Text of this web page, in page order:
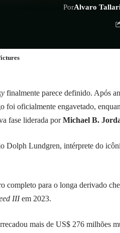
PorAlvaro
finalmente parece definido. Após
oficialmente engavetado,
fase liderada porMichael B.
Dolph Lundgren, intérprete do
completo para o longa derivado
IIIem 2023.
mais de US$ 276 milhões